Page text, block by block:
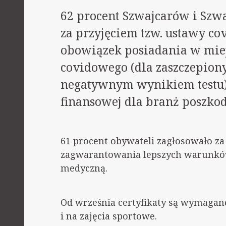
62 procent Szwajcarów i
za przyjęciem tzw. ustawy
obowiązek posiadania w
covidowego (dla
negatywnym wynikiem
finansowej dla branż
61 procent obywateli zagłosowało
zagwarantowania lepszych
medyczną.
Od września certyfikaty są
i na zajęcia sportowe.